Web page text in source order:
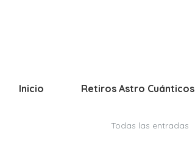
Inicio Retiros Astro Cuánticos
Todas las entradas